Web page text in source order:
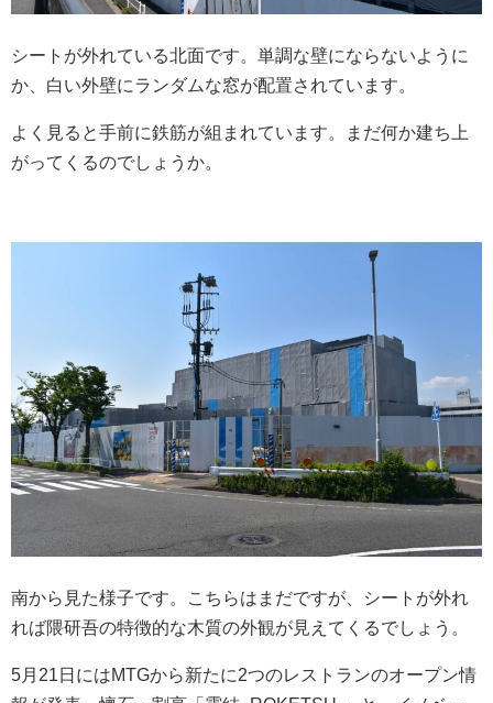
シートが外れている北面です。単調な壁にならないように
か、白い外壁にランダムな窓が配置されています。
よく見ると手前に鉄筋が組まれています。まだ何か建ち上
がってくるのでしょうか。
南から見た様子です。こちらはまだですが、シートが外れ
れば隈研吾の特徴的な木質の外観が見えてくるでしょう。
5月21日にはMTGから新たに2つのレストランのオープン情